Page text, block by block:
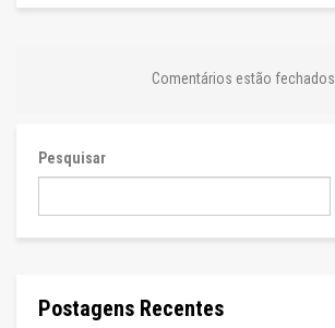
Comentários estão fechados.
Pesquisar
Postagens Recentes